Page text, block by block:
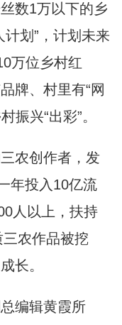
数1万以下的乡
划”，计划未来
万位乡村红
牌、村里有“网
振兴“出彩”。
农创作者，发
年投入10亿流
人以上，扶持
农作品被挖
长。
编辑黄霞所